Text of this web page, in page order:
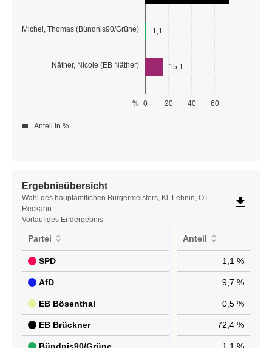
Michel, Thomas (Bündnis90/Grüne)
Näther, Nicole (EB Näther)
0 20 40 60
%
1,1
15,1
Anteil in %
Ergebnisübersicht
Ergebnisübersicht
Wahl des hauptamtlichen Bürgermeisters, Kl. Lehnin, OT
Reckahn
Vorläufiges Endergebnis
file_download
Partei Anteil
SPD 1,1 %
AfD 9,7 %
EB Bösenthal 0,5 %
EB Brückner 72,4 %
Bündnis90/Grüne 1,1 %